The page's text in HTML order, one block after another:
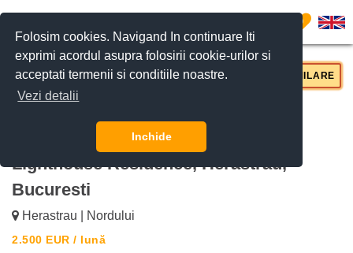
Folosim cookies. Navigand In continuare Iti
exprimi acordul asupra folosirii cookie-urilor si
acceptati termenii si conditiile noastre.
Vezi detalii
Inchide
0
Camere cu Loc de Parcare și Boxă
Lighthouse Residence, Herastrau,
Bucuresti
Herastrau | Nordului
2.500 EUR / lună
CERE DETALII SUNĂ-NE SIMILARE